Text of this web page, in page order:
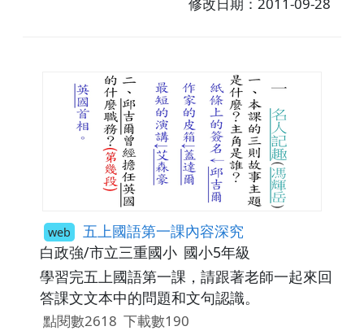
web 五上國語第一課內容深究
白政強/市立三重國小 國小5年級
學習完五上國語第一課，請跟著老師一起來回
答課文文本中的問題和文句認識。
點閱數2618 下載數190